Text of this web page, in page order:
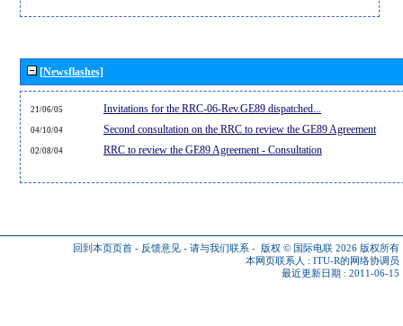
[Newsflashes]
21/06/05 Invitations for the RRC-06-Rev.GE89 dispatched...
04/10/04 Second consultation on the RRC to review the GE89 Agreement
02/08/04 RRC to review the GE89 Agreement - Consultation
回到本页页首 - 反馈意见 - 请与我们联系 - 版权 © 国际电联 2026 版权所有
本网页联系人 : ITU-R的网络协调员
最近更新日期 : 2011-06-15